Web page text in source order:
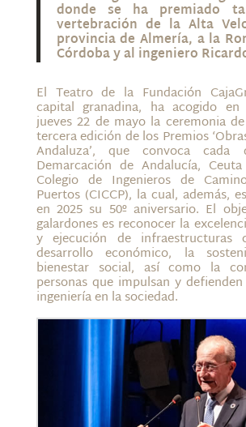
donde se ha premiado
vertebración de la Alta
provincia de Almería, a la
Córdoba y al ingeniero
El Teatro de la Fundación
capital granadina, ha acogido
jueves 22 de mayo la ceremonia
tercera edición de los Premios
Andaluza’, que convoca
Demarcación de Andalucía,
Colegio de Ingenieros de
Puertos (CICCP), la cual, además,
en 2025 su 50º aniversario. El
galardones es reconocer la
y ejecución de infraestructuras
desarrollo económico, la
bienestar social, así como la
personas que impulsan y
ingeniería en la sociedad.